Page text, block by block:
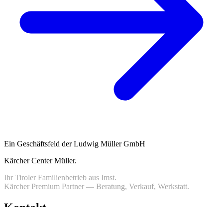
Ein Geschäftsfeld der Ludwig Müller GmbH
Kärcher Center Müller.
Ihr Tiroler Familienbetrieb aus Imst.
Kärcher Premium Partner — Beratung, Verkauf, Werkstatt.